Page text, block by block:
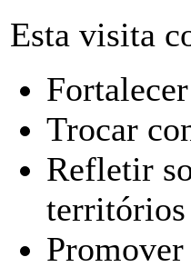
Esta visita
Trocar
Refletir